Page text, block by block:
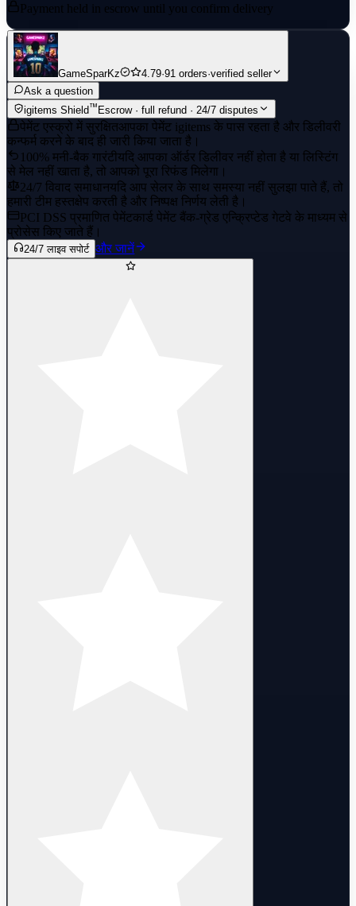
Payment held in escrow until you confirm delivery
GameSparKz 4.79·91 orders·verified seller
Ask a question
igitems Shield™ Escrow · full refund · 24/7 disputes
पेमेंट एस्क्रो में सुरक्षितआपका पेमेंट igitems के पास रहता है और डिलीवरी
कन्फर्म करने के बाद ही जारी किया जाता है।
100% मनी-बैक गारंटीयदि आपका ऑर्डर डिलीवर नहीं होता है या लिस्टिंग
से मेल नहीं खाता है, तो आपको पूरा रिफंड मिलेगा।
24/7 विवाद समाधानयदि आप सेलर के साथ समस्या नहीं सुलझा पाते हैं, तो
हमारी टीम हस्तक्षेप करती है और निष्पक्ष निर्णय लेती है।
PCI DSS प्रमाणित पेमेंटकार्ड पेमेंट बैंक-ग्रेड एन्क्रिप्टेड गेटवे के माध्यम से
प्रोसेस किए जाते हैं।
24/7 लाइव सपोर्ट और जानें